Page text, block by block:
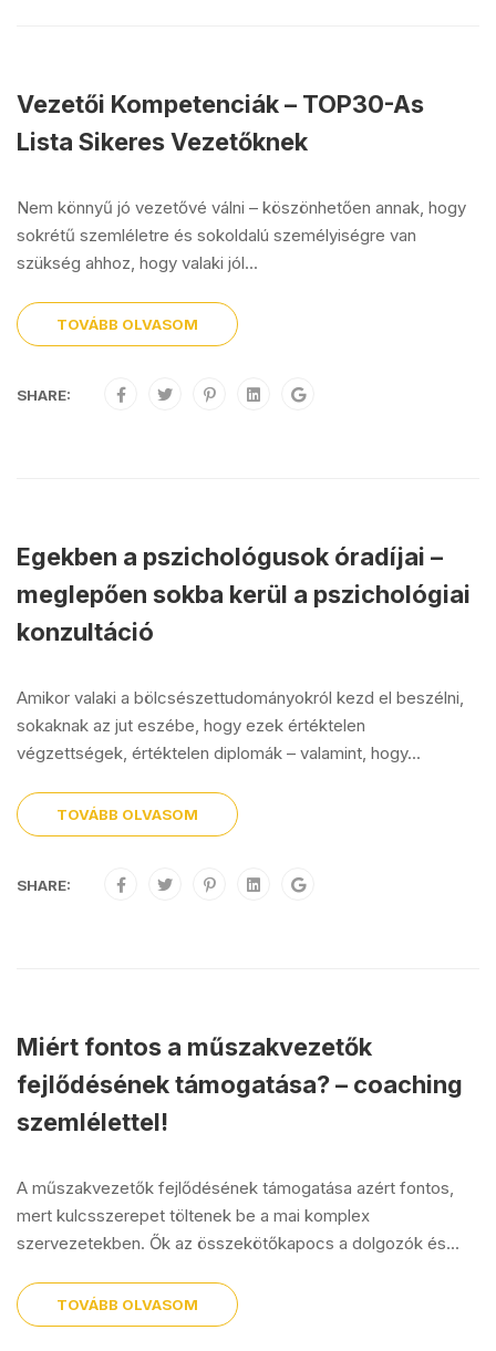
Vezetői Kompetenciák – TOP30-As
Lista Sikeres Vezetőknek
Nem könnyű jó vezetővé válni – köszönhetően annak, hogy
sokrétű szemléletre és sokoldalú személyiségre van
szükség ahhoz, hogy valaki jól...
TOVÁBB OLVASOM
SHARE:
Egekben a pszichológusok óradíjai –
meglepően sokba kerül a pszichológiai
konzultáció
Amikor valaki a bölcsészettudományokról kezd el beszélni,
sokaknak az jut eszébe, hogy ezek értéktelen
végzettségek, értéktelen diplomák – valamint, hogy...
TOVÁBB OLVASOM
SHARE:
Miért fontos a műszakvezetők
fejlődésének támogatása? – coaching
szemlélettel!
A műszakvezetők fejlődésének támogatása azért fontos,
mert kulcsszerepet töltenek be a mai komplex
szervezetekben. Ők az összekötőkapocs a dolgozók és...
TOVÁBB OLVASOM